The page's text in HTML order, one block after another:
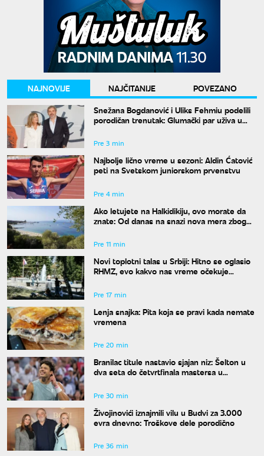
NAJNOVIJE NAJČITANIJE
POVEZANO
Snežana Bogdanović i Uliks Fehmiu podelili
porodičan trenutak: Glumački par uživa u
Pre 3 min
Najbolje lično vreme u sezoni: Aldin Ćatović
peti na Svetskom juniorskom prvenstvu
Pre 4 min
Ako letujete na Halkidikiju, ovo morate da
znate: Od danas na snazi nova mera zbog
Pre 11 min
Novi toplotni talas u Srbiji: Hitno se oglasio
RHMZ, evo kakvo nas vreme očekuje
Pre 17 min
Lenja snajka: Pita koja se pravi kada nemate
vremena
Pre 20 min
Branilac titule nastavio sjajan niz: Šelton u
dva seta do četvrtfinala mastersa u
Pre 30 min
Živojinovići iznajmili vilu u Budvi za 3.000
evra dnevno: Troškove dele porodično
Pre 36 min